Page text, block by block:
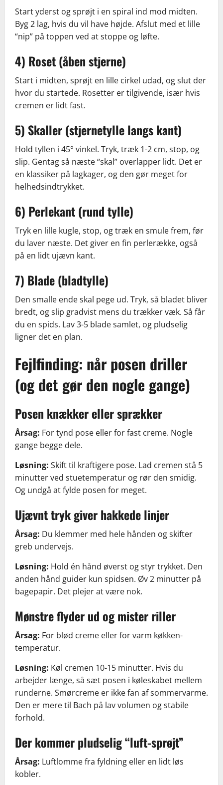
Start yderst og sprøjt i en spiral ind mod midten.
Byg 2 lag, hvis du vil have højde. Afslut med et lille
“nip” på toppen ved at stoppe og løfte.
4) Roset (åben stjerne)
Start i midten, sprøjt en lille cirkel udad, og slut der
hvor du startede. Rosetter er tilgivende, især hvis
cremen er lidt fast.
5) Skaller (stjernetylle langs kant)
Hold tyllen i 45° vinkel. Tryk, træk 1-2 cm, stop, og
slip. Gentag så næste “skal” overlapper lidt. Det er
en klassiker på lagkager, og den gør meget for
helhedsindtrykket.
6) Perlekant (rund tylle)
Tryk en lille kugle, stop, og træk en smule frem, før
du laver næste. Det giver en fin perlerække, også
på en lidt ujævn kant.
7) Blade (bladtylle)
Den smalle ende skal pege ud. Tryk, så bladet bliver
bredt, og slip gradvist mens du trækker væk. Så får
du en spids. Lav 3-5 blade samlet, og pludselig
ligner det en plan.
Fejlfinding: når posen driller
(og det gør den nogle gange)
Posen knækker eller sprækker
Årsag: For tynd pose eller for fast creme. Nogle
gange begge dele.
Løsning: Skift til kraftigere pose. Lad cremen stå 5
minutter ved stuetemperatur og rør den smidig.
Og undgå at fylde posen for meget.
Ujævnt tryk giver hakkede linjer
Årsag: Du klemmer med hele hånden og skifter
greb undervejs.
Løsning: Hold én hånd øverst og styr trykket. Den
anden hånd guider kun spidsen. Øv 2 minutter på
bagepapir. Det plejer at være nok.
Mønstre flyder ud og mister riller
Årsag: For blød creme eller for varm køkken-
temperatur.
Løsning: Køl cremen 10-15 minutter. Hvis du
arbejder længe, så sæt posen i køleskabet mellem
runderne. Smørcreme er ikke fan af sommervarme.
Den er mere til Bach på lav volumen og stabile
forhold.
Der kommer pludselig “luft-sprøjt”
Årsag: Luftlomme fra fyldning eller en lidt løs
kobler.